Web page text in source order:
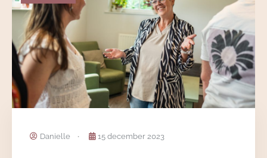
Danielle 15 december 2023